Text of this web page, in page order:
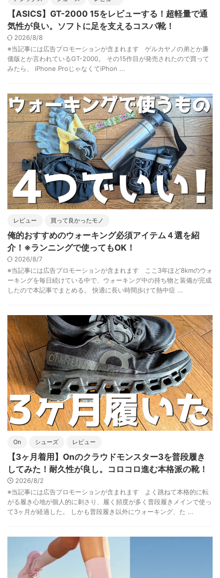
【ASICS】GT-2000 15をレビューする！超軽量で通
気性が良い。ソフトに足を支えるコスパ靴！
2026/8/8
※当記事には広告プロモーションが含まれます ゲルカヤノの弟とか廉
価版とか言われているGT-2000。 その15作目が発売されたので買って
みたら、 iPhone ProじゃなくてiPhon ...
レビュー 買って良かったモノ
俺的おすすめのウォーキング必須アイテム４選を紹
介！※ランニングで使ってもOK！
2026/8/7
※当記事には広告プロモーションが含まれます ここ3年ほど8kmのウォ
ーキングを毎日続けている中で、ウォーキング中の持ち物と装備が完成
したので本記事でまとめる。 快適に長い時間歩けて熱中症 ...
On シューズ レビュー
【3ヶ月着用】Onのクラウドモンスター3を普段履き
してみた！耐久性が良し。コロコロ進む本格派の靴！
2026/8/2
※当記事には広告プロモーションが含まれます よく跳ねて本格的に転
がる履き心地が個人的に刺さり、履く頻度が多く普段履きメインで使っ
て3ヶ月が経過した。 しかも普段履き以外にウォーキング、た ...